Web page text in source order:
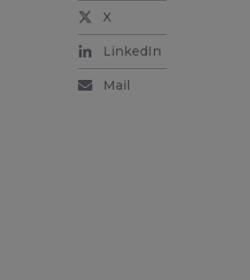
X
LinkedIn
Mail